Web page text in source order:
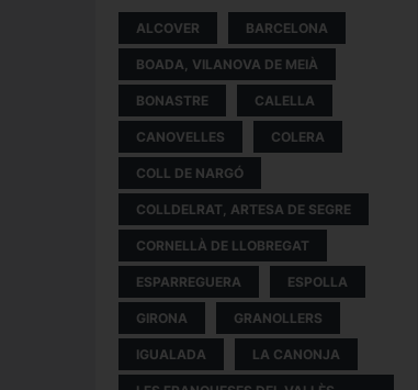
ALCOVER BARCELONA
BOADA, VILANOVA DE MEIÀ
BONASTRE CALELLA
CANOVELLES COLERA
COLL DE NARGÓ
COLLDELRAT, ARTESA DE SEGRE
CORNELLÀ DE LLOBREGAT
ESPARREGUERA ESPOLLA
GIRONA GRANOLLERS
IGUALADA LA CANONJA